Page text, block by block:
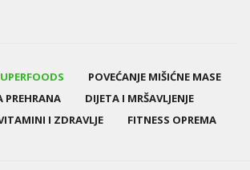
POVEĆANJE MIŠIĆNE MASE
PREHRANA
DIJETA I MRŠAVLJENJE
I ZDRAVLJE FITNESS OPREMA